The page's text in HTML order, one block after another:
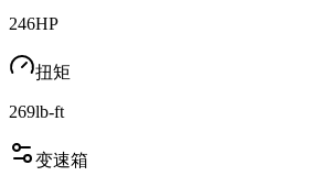
246HP
扭矩
269lb-ft
变速箱